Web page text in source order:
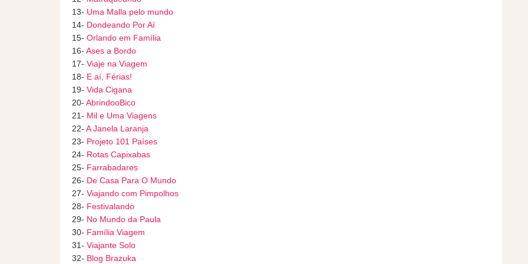
13- Uma Malla pelo mundo
14- Dondeando Por Aí
15- Orlando em Família
16- Ases a Bordo
17- Viaje na Viagem
18- E aí, Férias!
19- Vida Cigana
20- AbrindooBico
21- Mil e Uma Viagens
22- A Janela Laranja
23- Projeto 101 Países
24- Rotas Capixabas
25- Farrabadares
26- De Casa Para O Mundo
27- Viajando com Pimpolhos
28- Festivalando
29- No Mundo da Paula
30- Família Viagem
31- Viajante Solo
32- Blog Brazuka